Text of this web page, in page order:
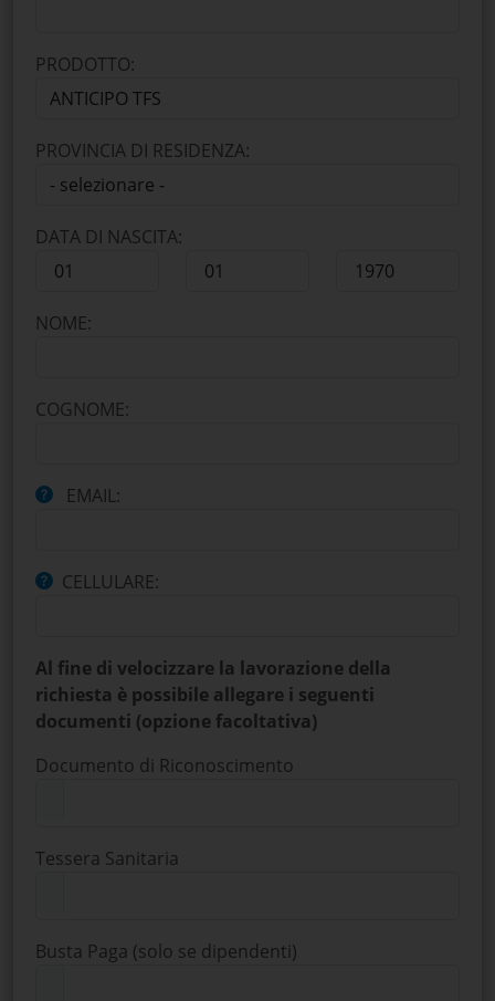
PRODOTTO:
PROVINCIA DI RESIDENZA:
DATA DI NASCITA:
NOME:
COGNOME:
EMAIL:
CELLULARE:
Al fine di velocizzare la lavorazione della
richiesta è possibile allegare i seguenti
documenti (opzione facoltativa)
Documento di Riconoscimento
Tessera Sanitaria
Busta Paga (solo se dipendenti)